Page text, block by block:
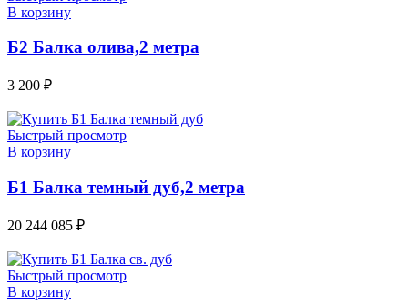
В корзину
Б2 Балка олива,2 метра
3 200 ₽
Быстрый просмотр
В корзину
Б1 Балка темный дуб,2 метра
20 244 085 ₽
Быстрый просмотр
В корзину